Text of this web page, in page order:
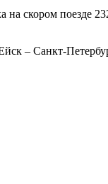
скором поезде
– Санкт-